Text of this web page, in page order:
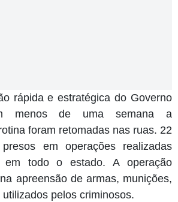
rápida e estratégica do Governo
menos de uma semana a
foram retomadas nas ruas. 22
em operações realizadas
em todo o estado. A operação
apreensão de armas, munições,
pelos criminosos.